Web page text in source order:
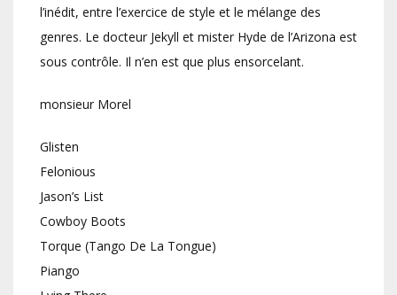
l’inédit, entre l’exercice de style et le mélange des
genres. Le docteur Jekyll et mister Hyde de l’Arizona est
sous contrôle. Il n’en est que plus ensorcelant.
monsieur Morel
Glisten
Felonious
Jason’s List
Cowboy Boots
Torque (Tango De La Tongue)
Piango